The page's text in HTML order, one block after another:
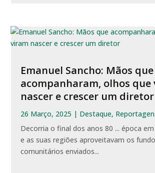
Emanuel Sancho: Mãos que
acompanharam, olhos que
nascer e crescer um diretor
26 Março, 2025 | Destaque,
Decorria o final dos anos 80 ... época
e as suas regiões aproveitavam os
comunitários enviados...